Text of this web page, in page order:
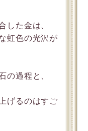
した金は、
虹色の光沢が
の過程と、
げるのはすご